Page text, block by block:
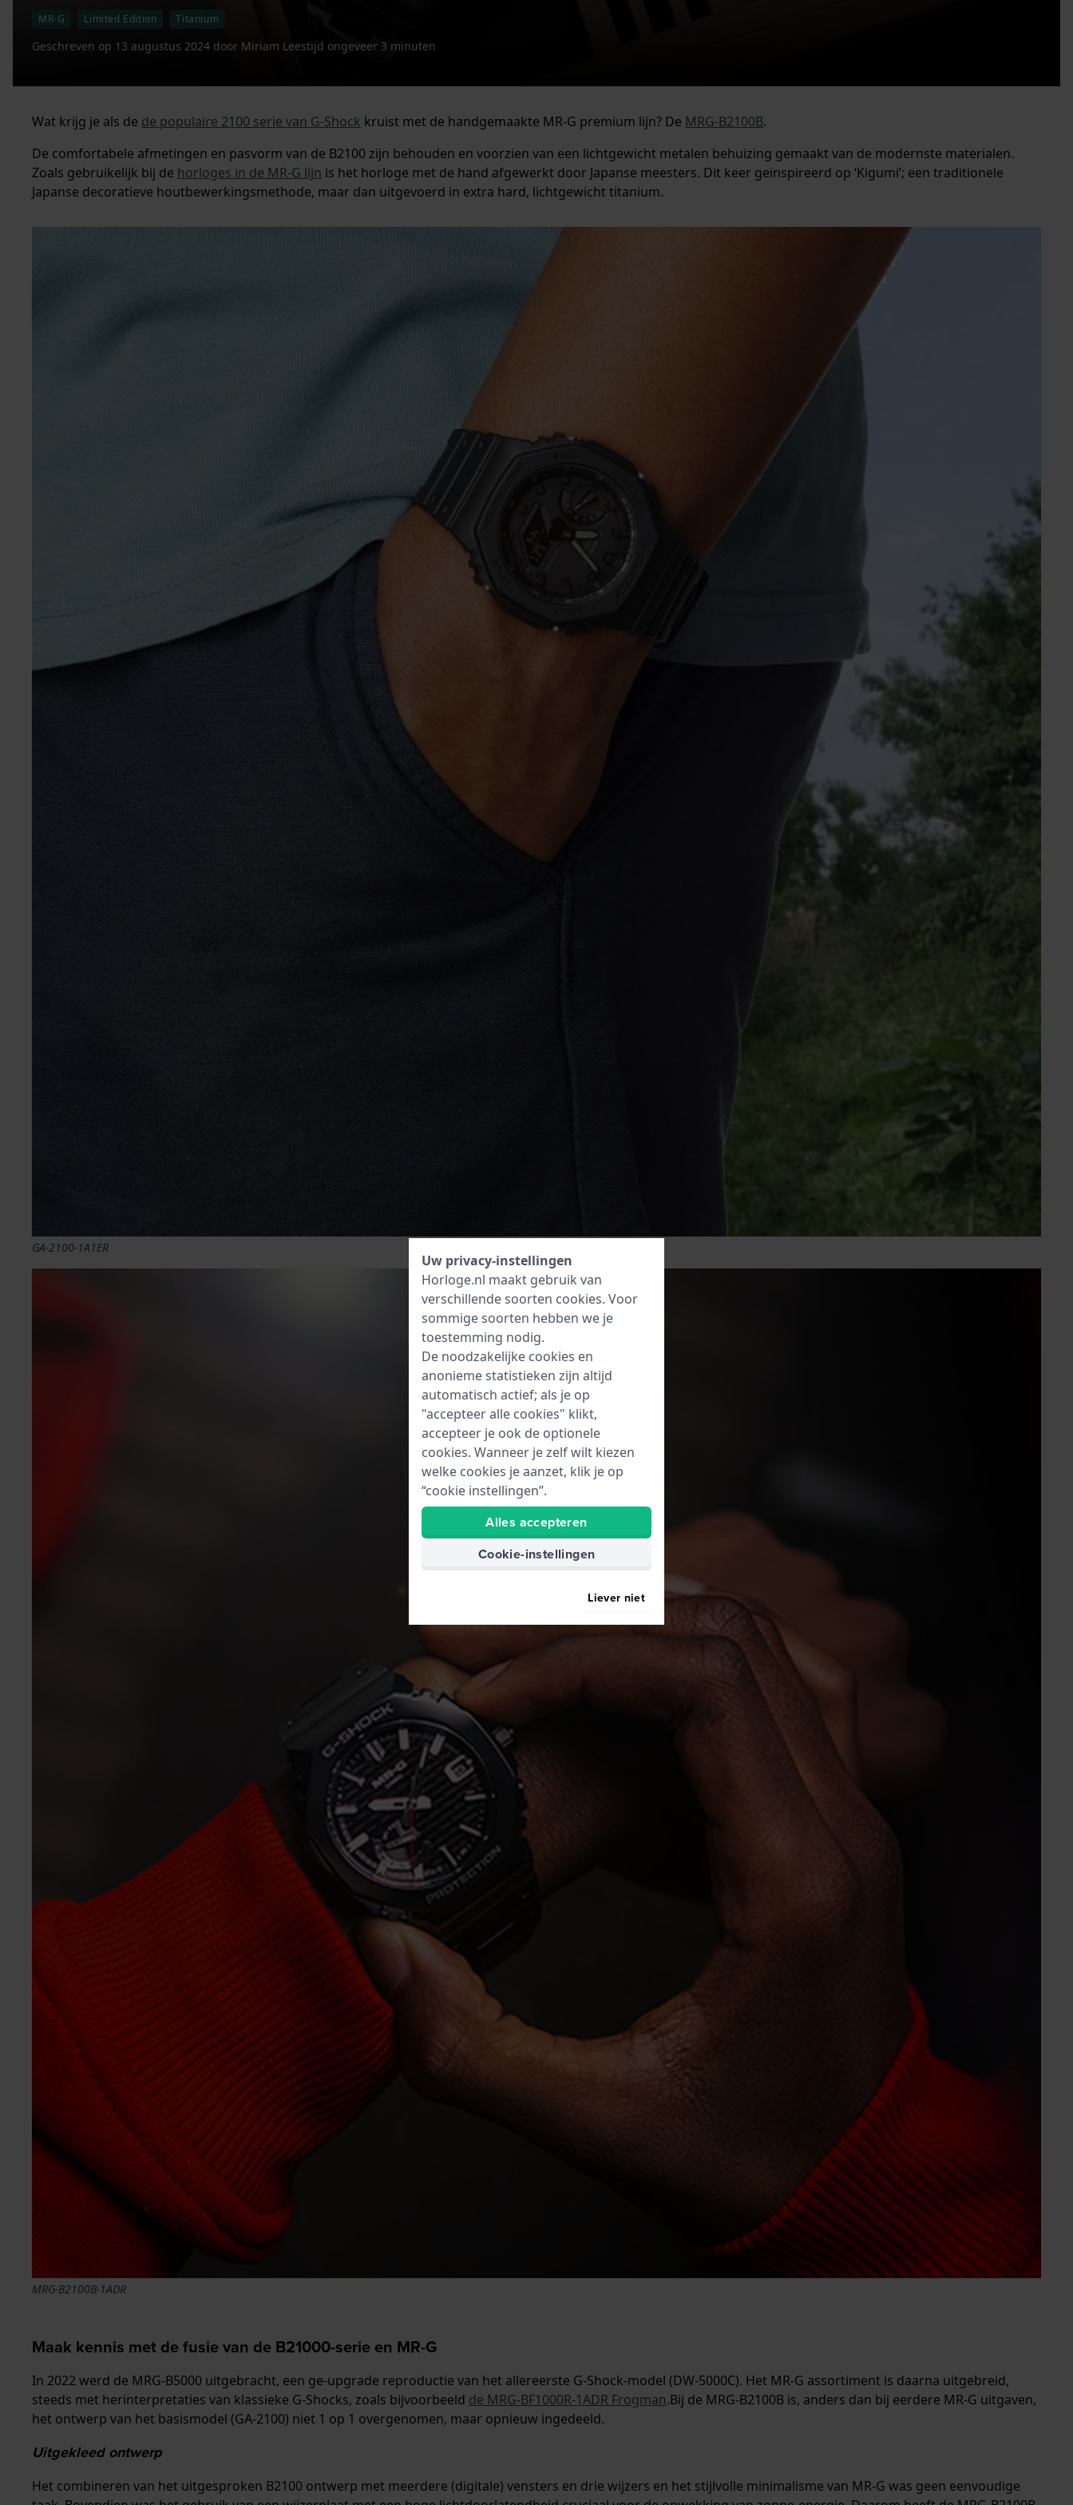
MR-G Limited Edition Titanium
Geschreven op 13 augustus 2024 door Miriam Leestijd ongeveer 3 minuten
Wat krijg je als de de populaire 2100 serie van G-Shock kruist met de handgemaakte MR-G premium lijn? De MRG-B2100B.
De comfortabele afmetingen en pasvorm van de B2100 zijn behouden en voorzien van een lichtgewicht metalen behuizing gemaakt van de modernste materialen.
Zoals gebruikelijk bij de horloges in de MR-G lijn is het horloge met de hand afgewerkt door Japanse meesters. Dit keer geïnspireerd op ‘Kigumi’; een traditionele
Japanse decoratieve houtbewerkingsmethode, maar dan uitgevoerd in extra hard, lichtgewicht titanium.
GA-2100-1A1ER
MRG-B2100B-1ADR
Maak kennis met de fusie van de B21000-serie en MR-G
In 2022 werd de MRG-B5000 uitgebracht, een ge-upgrade reproductie van het allereerste G-Shock-model (DW-5000C). Het MR-G assortiment is daarna uitgebreid,
steeds met herinterpretaties van klassieke G-Shocks, zoals bijvoorbeeld de MRG-BF1000R-1ADR Frogman.Bij de MRG-B2100B is, anders dan bij eerdere MR-G uitgaven,
het ontwerp van het basismodel (GA-2100) niet 1 op 1 overgenomen, maar opnieuw ingedeeld.
Uitgekleed ontwerp
Het combineren van het uitgesproken B2100 ontwerp met meerdere (digitale) vensters en drie wijzers en het stijlvolle minimalisme van MR-G was geen eenvoudige
Uw privacy-instellingen
Horloge.nl maakt gebruik van
verschillende soorten cookies. Voor
sommige soorten hebben we je
toestemming nodig.
De noodzakelijke cookies en
anonieme statistieken zijn altijd
automatisch actief; als je op
"accepteer alle cookies" klikt,
accepteer je ook de optionele
cookies. Wanneer je zelf wilt kiezen
welke cookies je aanzet, klik je op
“cookie instellingen”.
Alles accepteren
Cookie-instellingen
Liever niet